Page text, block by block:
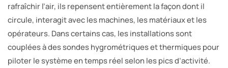
rafraîchir l’air, ils repensent entièrement la façon dont il
circule, interagit avec les machines, les matériaux et les
opérateurs. Dans certains cas, les installations sont
couplées à des sondes hygrométriques et thermiques pour
piloter le système en temps réel selon les pics d’activité.